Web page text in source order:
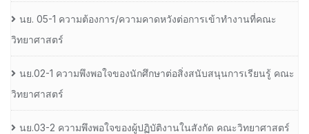
นย. 05-1 ความต้องการ/ความคาดหวังต่อการเข้าทำงานที่คณะ
วิทยาศาสตร์
นย.02-1 ความพึงพอใจของนักศึกษาต่อสิ่งสนับสนุนการเรียนรู้ คณะ
วิทยาศาสตร์
นย.03-2 ความพึงพอใจของผู้ปฏิบัติงานในสังกัด คณะวิทยาศาสตร์